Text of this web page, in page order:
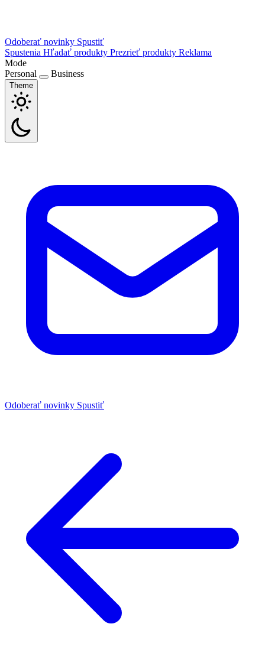
Odoberať novinky Spustiť
Spustenia Hľadať produkty Prezrieť produkty Reklama
Mode
Personal
Business
Theme
Odoberať novinky Spustiť